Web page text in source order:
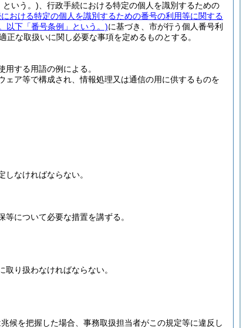
という。) 、行政手続における特定の個人を識別するための
おける特定の個人を識別するための番号の利用等に関する
以下「番号条例」という。)に基づき、市が行う個人番号利
正な取扱いに関し必要な事項を定めるものとする。
用する用語の例による。
ア等で構成され、情報処理又は通信の用に供するものを
なければならない。
について必要な措置を講ずる。
り扱わなければならない。
候を把握した場合、事務取扱担当者がこの規定等に違反し